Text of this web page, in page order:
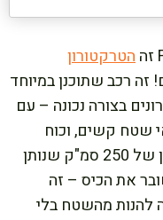
הטרקטורון
רכב שתוכנן במיוחד
בצורה נכונה – עם
שטח קשים, וכוח
מספק לחוויה מסעירה. עם מנוע אמין של 250 סמ"ק שנותן
את הכיס – זה
מהשטח בלי